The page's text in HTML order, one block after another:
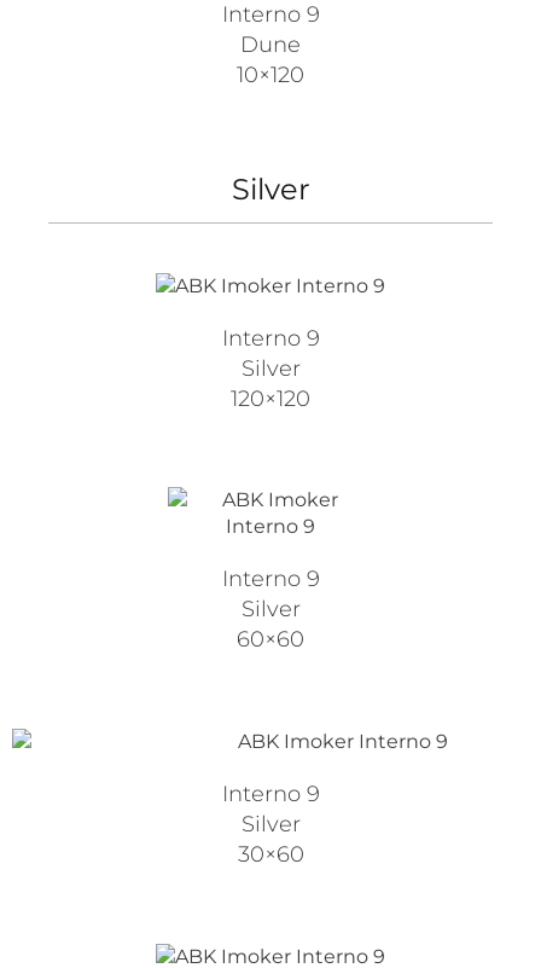
Interno 9
Dune
10×120
Silver
Interno 9
Silver
120×120
Interno 9
Silver
60×60
Interno 9
Silver
30×60